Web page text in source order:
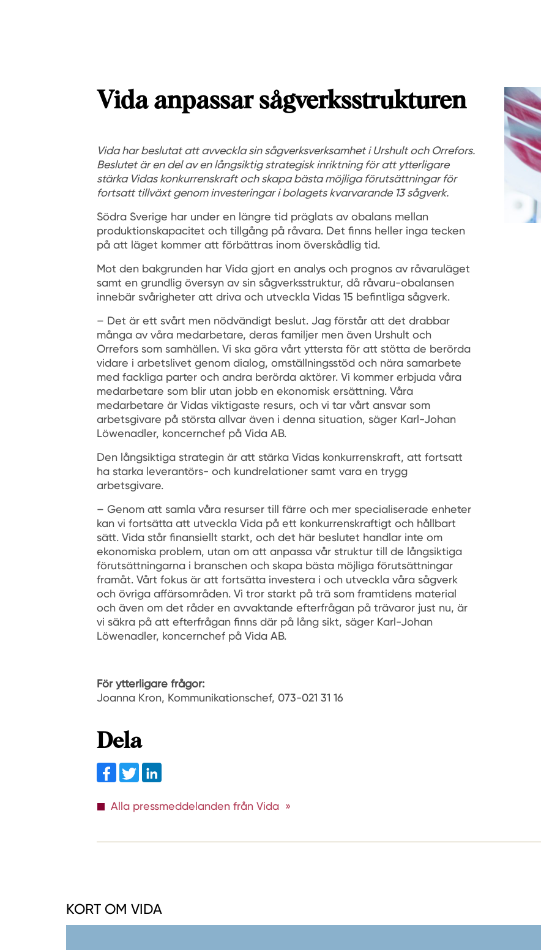
Vida anpassar sågverksstrukturen
Vida har beslutat att avveckla sin sågverksverksamhet i Urshult och Orrefors.
Beslutet är en del av en långsiktig strategisk inriktning för att ytterligare
stärka Vidas konkurrenskraft och skapa bästa möjliga förutsättningar för
fortsatt tillväxt genom investeringar i bolagets kvarvarande 13 sågverk.
Södra Sverige har under en längre tid präglats av obalans mellan
produktionskapacitet och tillgång på råvara. Det finns heller inga tecken
på att läget kommer att förbättras inom överskådlig tid.
Mot den bakgrunden har Vida gjort en analys och prognos av råvaruläget
samt en grundlig översyn av sin sågverksstruktur, då råvaru-obalansen
innebär svårigheter att driva och utveckla Vidas 15 befintliga sågverk.
– Det är ett svårt men nödvändigt beslut. Jag förstår att det drabbar
många av våra medarbetare, deras familjer men även Urshult och
Orrefors som samhällen. Vi ska göra vårt yttersta för att stötta de berörda
vidare i arbetslivet genom dialog, omställningsstöd och nära samarbete
med fackliga parter och andra berörda aktörer. Vi kommer erbjuda våra
medarbetare som blir utan jobb en ekonomisk ersättning. Våra
medarbetare är Vidas viktigaste resurs, och vi tar vårt ansvar som
arbetsgivare på största allvar även i denna situation, säger Karl-Johan
Löwenadler, koncernchef på Vida AB.
Den långsiktiga strategin är att stärka Vidas konkurrenskraft, att fortsatt
ha starka leverantörs- och kundrelationer samt vara en trygg
arbetsgivare.
– Genom att samla våra resurser till färre och mer specialiserade enheter
kan vi fortsätta att utveckla Vida på ett konkurrenskraftigt och hållbart
sätt. Vida står finansiellt starkt, och det här beslutet handlar inte om
ekonomiska problem, utan om att anpassa vår struktur till de långsiktiga
förutsättningarna i branschen och skapa bästa möjliga förutsättningar
framåt. Vårt fokus är att fortsätta investera i och utveckla våra sågverk
och övriga affärsområden. Vi tror starkt på trä som framtidens material
och även om det råder en avvaktande efterfrågan på trävaror just nu, är
vi säkra på att efterfrågan finns där på lång sikt, säger Karl-Johan
Löwenadler, koncernchef på Vida AB.
För ytterligare frågor:
Joanna Kron, Kommunikationschef, 073-021 31 16
Dela
Facebook
Twitter
Alla pressmeddelanden från Vida
KORT OM VIDA